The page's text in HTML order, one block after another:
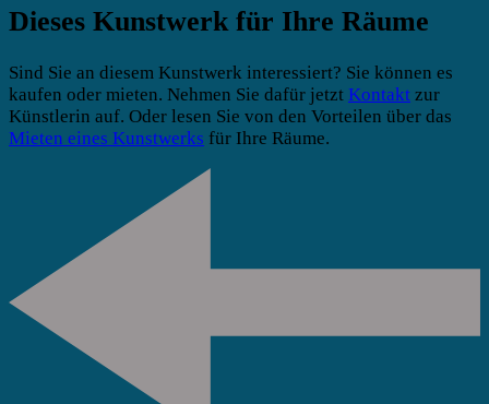
Dieses Kunstwerk für Ihre Räume
Sind Sie an diesem Kunstwerk interessiert? Sie können es
kaufen oder mieten. Nehmen Sie dafür jetzt Kontakt zur
Künstlerin auf. Oder lesen Sie von den Vorteilen über das
Mieten eines Kunstwerks für Ihre Räume.